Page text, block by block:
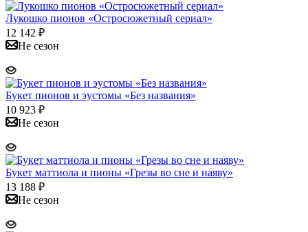
Лукошко пионов «Остросюжетный сериал»
12 142 ₽
Не сезон
Букет пионов и эустомы «Без названия»
10 923 ₽
Не сезон
Букет маттиола и пионы «Грезы во сне и наяву»
13 188 ₽
Не сезон